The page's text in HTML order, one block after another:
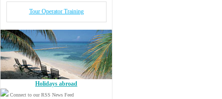
Tour Operator Training
Holidays abroad
Connect to our RSS News Feed